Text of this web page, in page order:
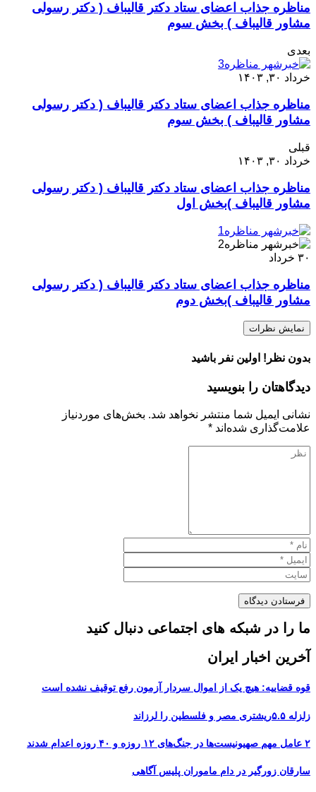
مناظره جذاب اعضای ستاد دکتر قالیباف ( دکتر رسولی
مشاور قالیباف ) بخش سوم
بعدی
خرداد ۳۰, ۱۴۰۳
مناظره جذاب اعضای ستاد دکتر قالیباف ( دکتر رسولی
مشاور قالیباف ) بخش سوم
قبلی
خرداد ۳۰, ۱۴۰۳
مناظره جذاب اعضای ستاد دکتر قالیباف ( دکتر رسولی
مشاور قالیباف )بخش اول
۳۰ خرداد
مناظره جذاب اعضای ستاد دکتر قالیباف ( دکتر رسولی
مشاور قالیباف )بخش دوم
نمایش نظرات
بدون نظر! اولین نفر باشید
دیدگاهتان را بنویسید
نشانی ایمیل شما منتشر نخواهد شد. بخش‌های موردنیاز
علامت‌گذاری شده‌اند *
ما را در شبکه های اجتماعی دنبال کنید
آخرین اخبار ایران
قوه قضاییه: هیچ یک از اموال سردار آزمون رفع توقیف نشده است
زلزله ۵.۵ریشتری مصر و فلسطین را لرزاند
۲ عامل مهم صهیونیست‌ها در جنگ‌های ۱۲ روزه و ۴۰ روزه اعدام شدند
سارقان زورگیر در دام ماموران پلیس آگاهی